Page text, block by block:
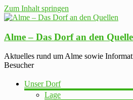
Zum Inhalt springen
Alme – Das Dorf an den
Aktuelles rund um Alme sowie
Besucher
Unser Dorf
Lage